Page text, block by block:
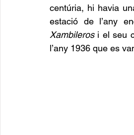
centúria, hi havia
Xambileros i el seu
l’any 1936 que es